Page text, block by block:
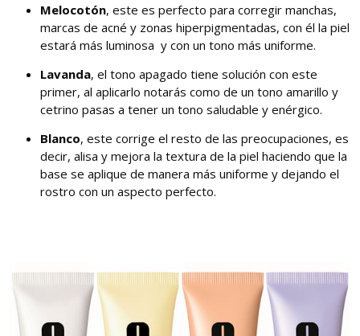
Melocotón, este es perfecto para corregir manchas,
marcas de acné y zonas hiperpigmentadas, con él la piel
estará más luminosa y con un tono más uniforme.
Lavanda, el tono apagado tiene solución con este
primer, al aplicarlo notarás como de un tono amarillo y
cetrino pasas a tener un tono saludable y enérgico.
Blanco, este corrige el resto de las preocupaciones, es
decir, alisa y mejora la textura de la piel haciendo que la
base se aplique de manera más uniforme y dejando el
rostro con un aspecto perfecto.